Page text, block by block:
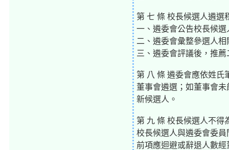
第 七 條 校長候選人遴選
一、遴委會公告校長候
二、遴委會彙整參選人
三、遴委會評議後，推
第 八 條 遴委會應依姓氏
董事會遴選；如董事會
新候選人。
第 九 條 校長候選人不得
校長候選人與遴委會委
前項應迴避或辭退人數